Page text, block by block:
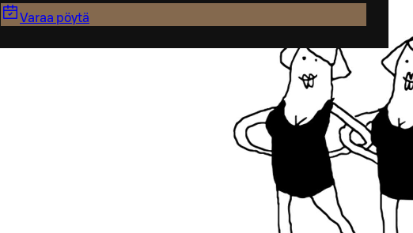
Varaa pöytä